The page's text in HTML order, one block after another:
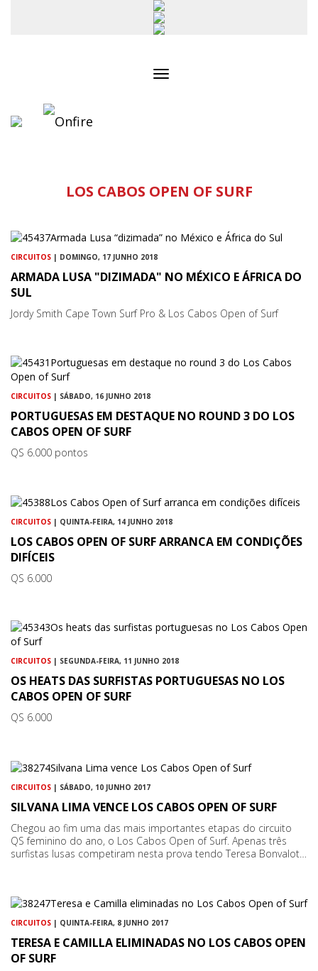
LOS CABOS OPEN OF SURF
CIRCUITOS | DOMINGO, 17 JUNHO 2018
ARMADA LUSA "DIZIMADA" NO MÉXICO E ÁFRICA DO
SUL
Jordy Smith Cape Town Surf Pro & Los Cabos Open of Surf
CIRCUITOS | SÁBADO, 16 JUNHO 2018
PORTUGUESAS EM DESTAQUE NO ROUND 3 DO LOS
CABOS OPEN OF SURF
QS 6.000 pontos
CIRCUITOS | QUINTA-FEIRA, 14 JUNHO 2018
LOS CABOS OPEN OF SURF ARRANCA EM CONDIÇÕES
DIFÍCEIS
QS 6.000
CIRCUITOS | SEGUNDA-FEIRA, 11 JUNHO 2018
OS HEATS DAS SURFISTAS PORTUGUESAS NO LOS
CABOS OPEN OF SURF
QS 6.000
CIRCUITOS | SÁBADO, 10 JUNHO 2017
SILVANA LIMA VENCE LOS CABOS OPEN OF SURF
Chegou ao fim uma das mais importantes etapas do circuito
QS feminino do ano, o Los Cabos Open of Surf. Apenas três
surfistas lusas competiram nesta prova tendo Teresa Bonvalot…
CIRCUITOS | QUINTA-FEIRA, 8 JUNHO 2017
TERESA E CAMILLA ELIMINADAS NO LOS CABOS OPEN
OF SURF